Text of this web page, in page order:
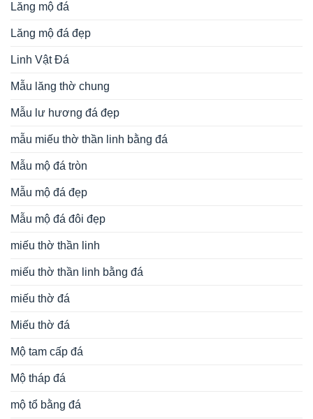
Lăng mộ đá
Lăng mộ đá đẹp
Linh Vật Đá
Mẫu lăng thờ chung
Mẫu lư hương đá đẹp
mẫu miếu thờ thần linh bằng đá
Mẫu mộ đá tròn
Mẫu mộ đá đẹp
Mẫu mộ đá đôi đẹp
miếu thờ thần linh
miếu thờ thần linh bằng đá
miếu thờ đá
Miếu thờ đá
Mộ tam cấp đá
Mộ tháp đá
mộ tổ bằng đá